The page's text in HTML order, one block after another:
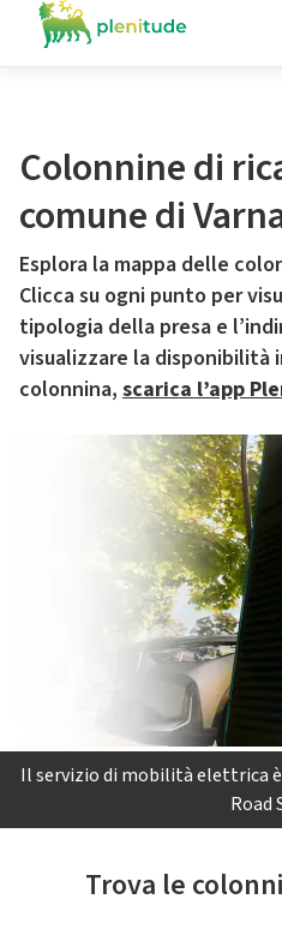
Colonnine di
comune di
Esplora la mappa delle
Clicca su ogni punto per
tipologia della presa e
visualizzare la disponibilità
colonnina, scarica l’app
Il servizio di mobilità elettrica
Road
Trova le